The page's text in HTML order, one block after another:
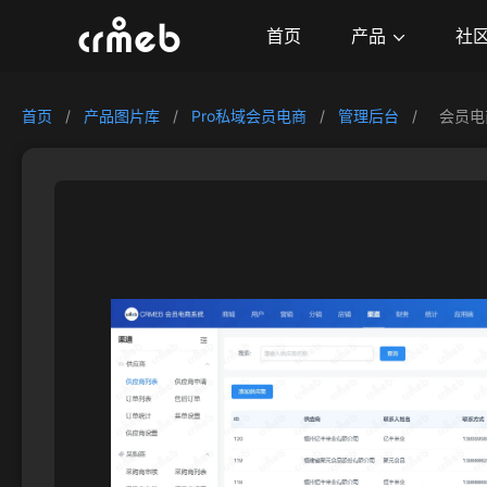
首页 产品 社
首页 / 产品图片库 / Pro私域会员电商 / 管理后台 / 会员